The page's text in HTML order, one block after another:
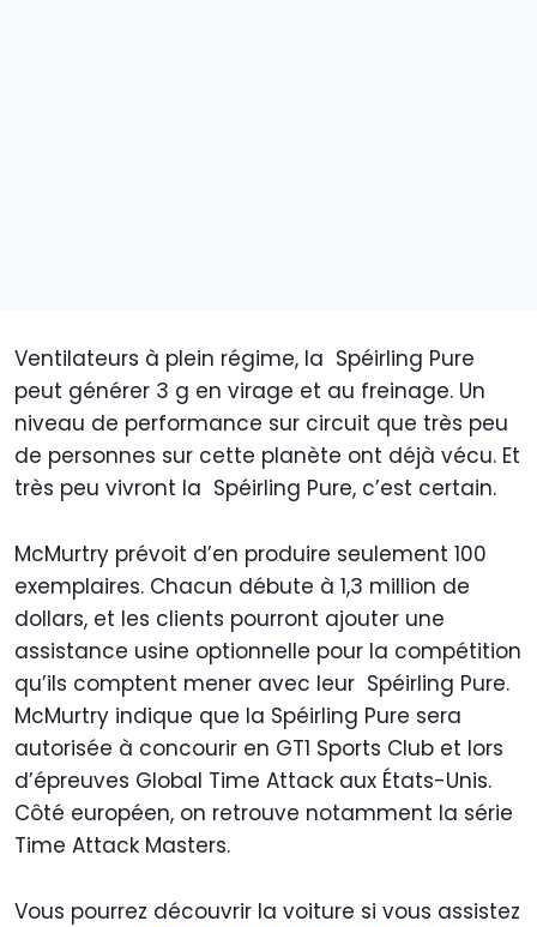
Ventilateurs à plein régime, la Spéirling Pure
peut générer 3 g en virage et au freinage. Un
niveau de performance sur circuit que très peu
de personnes sur cette planète ont déjà vécu. Et
très peu vivront la Spéirling Pure, c’est certain.
McMurtry prévoit d’en produire seulement 100
exemplaires. Chacun débute à 1,3 million de
dollars, et les clients pourront ajouter une
assistance usine optionnelle pour la compétition
qu’ils comptent mener avec leur Spéirling Pure.
McMurtry indique que la Spéirling Pure sera
autorisée à concourir en GT1 Sports Club et lors
d’épreuves Global Time Attack aux États-Unis.
Côté européen, on retrouve notamment la série
Time Attack Masters.
Vous pourrez découvrir la voiture si vous assistez